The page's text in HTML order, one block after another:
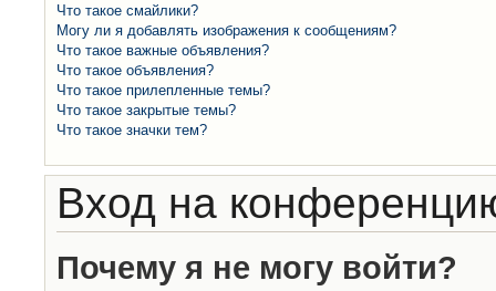
Что такое смайлики?
Могу ли я добавлять изображения к сообщениям?
Что такое важные объявления?
Что такое объявления?
Что такое прилепленные темы?
Что такое закрытые темы?
Что такое значки тем?
Вход на
Почему я не могу войти?